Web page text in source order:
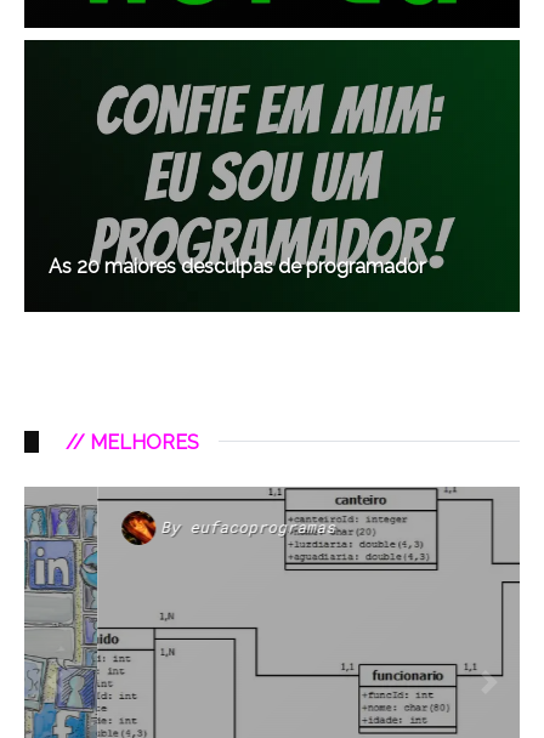
As 20 maiores desculpas de programador
// MELHORES
By eufacoprogramas